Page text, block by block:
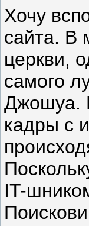
Хочу
сайта. В
церкви,
самого
Джошуа.
кадры с
IT-